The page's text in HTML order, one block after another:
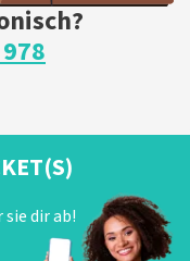
dir ab!